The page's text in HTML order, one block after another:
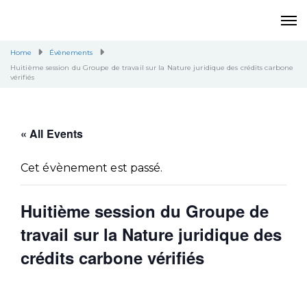
Home
Évènements
Huitième session du Groupe de travail sur la Nature juridique des crédits carbone
vérifiés
« All Events
Cet évènement est passé.
Huitième session du Groupe de
travail sur la Nature juridique des
crédits carbone vérifiés